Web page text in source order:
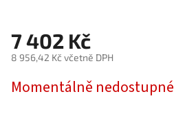
7 402 Kč
8 956,42 Kč včetně DPH
cena:
Momentálně nedostupné